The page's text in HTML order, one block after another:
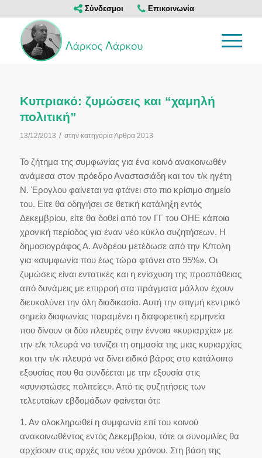
Σύνδεσμοι Επικοινωνία
Κυπριακό: ζυμώσεις και “χαμηλή
πολιτική”
13/12/2013 / στην κατηγορίαΆρθρα 2013
Το ζήτημα της συμφωνίας για ένα κοινό ανακοινωθέν
ανάμεσα στον πρόεδρο Αναστασιάδη και τον τ/κ ηγέτη
Ν. Έρογλου φαίνεται να φτάνει στο πιο κρίσιμο σημείο
του. Είτε θα οδηγήσει σε θετική κατάληξη εντός
Δεκεμβρίου, είτε θα δοθεί από τον ΓΓ του ΟΗΕ κάποια
χρονική περίοδος για έναν νέο κύκλο συζητήσεων. Η
δημοσιογράφος Α. Ανδρέου μετέδωσε από την Κ/πολη
για «συμφωνία που έως τώρα φτάνει στο 95%». Οι
ζυμώσεις είναι εντατικές και η ενίσχυση της προσπάθειας
από δυνάμεις με επιρροή στα πράγματα μάλλον έχουν
διευκολύνει την όλη διαδικασία. Αυτή την στιγμή κεντρικό
σημείο διαφωνίας παραμένει η διαφορετική ερμηνεία
που δίνουν οι δύο πλευρές στην έννοια «κυριαρχία» με
την ε/κ πλευρά να τονίζει τη σημασία της μιας κυριαρχίας
και την τ/κ πλευρά να δίνει ειδικό βάρος στο κατάλοιπο
εξουσίας που θα συνδέεται με την εξουσία στις
«συνιστώσες πολιτείες». Από τις συζητήσεις των
τελευταίων εβδομάδων φαίνεται ότι:
1. Αν ολοκληρωθεί η συμφωνία επί του κοινού
ανακοινωθέντος εντός Δεκεμβρίου, τότε οι συνομιλίες θα
αρχίσουν στις αρχές του νέου χρόνου. Στη βάση της